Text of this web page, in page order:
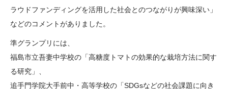
ラウドファンディングを活用した社会とのつながりが興味深い」
などのコメントがありました。
準グランプリには、
福島市立吾妻中学校の「高糖度トマトの効果的な栽培方法に関す
る研究」、
追手門学院大手前中・高等学校の「SDGsなどの社会課題に向き